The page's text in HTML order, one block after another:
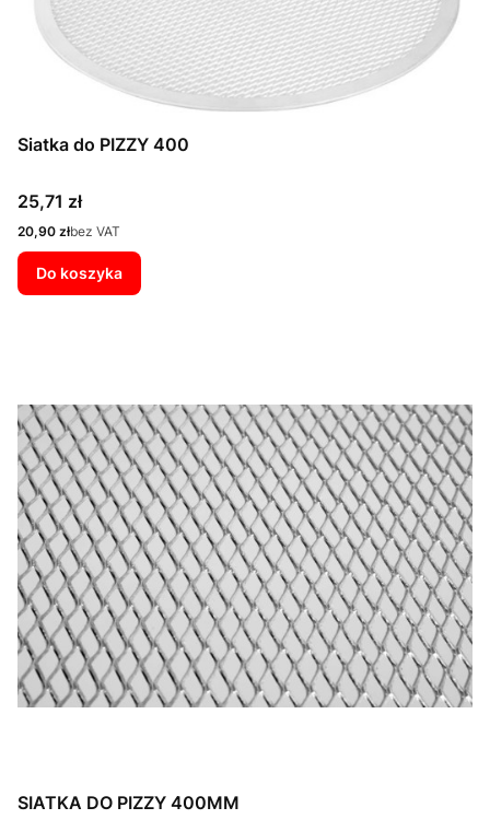
Siatka do PIZZY 400
Cena
25,71 zł
Cena
20,90 złbez VAT
Do koszyka
SIATKA DO PIZZY 400MM